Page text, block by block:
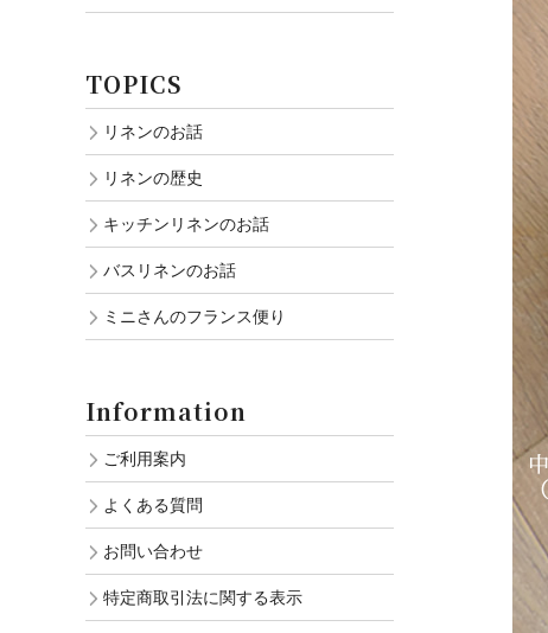
TOPICS
リネンのお話
リネンの歴史
キッチンリネンのお話
バスリネンのお話
ミニさんのフランス便り
Information
ご利用案内
よくある質問
お問い合わせ
特定商取引法に関する表示